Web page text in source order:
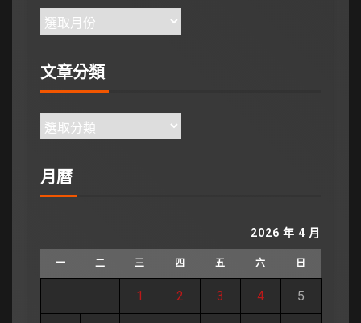
文章分類
月曆
2026 年 4 月
一 二 三 四 五 六 日
1 2 3 4 5